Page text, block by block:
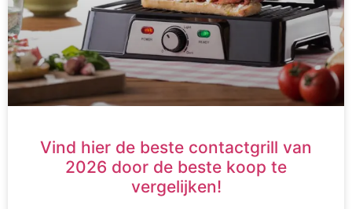
Vind hier de beste contactgrill van
2026 door de beste koop te
vergelijken!